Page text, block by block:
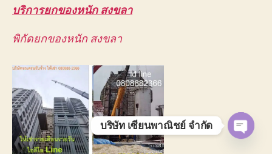
บริการยกของหนัก สงขลา
พิกัดยกของหนัก สงขลา
บริษัท เซียนพาณิชย์ จำกัด